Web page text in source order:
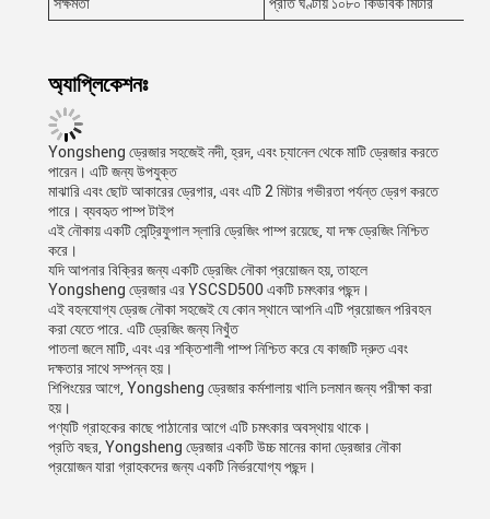
অ্যাপ্লিকেশনঃ
Yongsheng ড্রেজার সহজেই নদী, হ্রদ, এবং চ্যানেল থেকে মাটি ড্রেজার করতে
পারেন। এটি জন্য উপযুক্ত
মাঝারি এবং ছোট আকারের ড্রেগার, এবং এটি 2 মিটার গভীরতা পর্যন্ত ড্রেগ করতে
পারে। ব্যবহৃত পাম্প টাইপ
এই নৌকায় একটি সেন্ট্রিফুগাল স্লারি ড্রেজিং পাম্প রয়েছে, যা দক্ষ ড্রেজিং নিশ্চিত
করে।
যদি আপনার বিক্রির জন্য একটি ড্রেজিং নৌকা প্রয়োজন হয়, তাহলে
Yongsheng ড্রেজার এর YSCSD500 একটি চমৎকার পছন্দ।
এই বহনযোগ্য ড্রেজ নৌকা সহজেই যে কোন স্থানে আপনি এটি প্রয়োজন পরিবহন
করা যেতে পারে. এটি ড্রেজিং জন্য নিখুঁত
পাতলা জলে মাটি, এবং এর শক্তিশালী পাম্প নিশ্চিত করে যে কাজটি দ্রুত এবং
দক্ষতার সাথে সম্পন্ন হয়।
শিপিংয়ের আগে, Yongsheng ড্রেজার কর্মশালায় খালি চলমান জন্য পরীক্ষা করা
হয়।
পণ্যটি গ্রাহকের কাছে পাঠানোর আগে এটি চমৎকার অবস্থায় থাকে।
প্রতি বছর, Yongsheng ড্রেজার একটি উচ্চ মানের কাদা ড্রেজার নৌকা
প্রয়োজন যারা গ্রাহকদের জন্য একটি নির্ভরযোগ্য পছন্দ।